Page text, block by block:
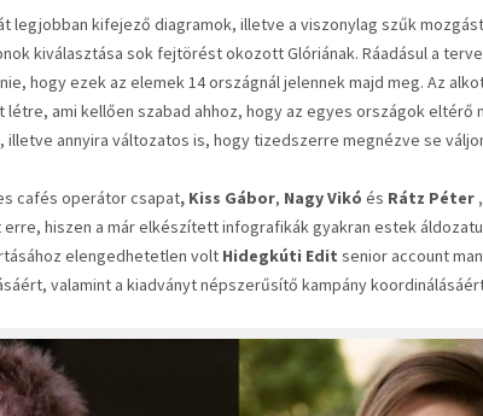
legjobban kifejező diagramok, illetve a viszonylag szűk
kiválasztása sok fejtörést okozott Glóriának. Ráadásul a
hogy ezek az elemek 14 országnál jelennek majd meg. Az
ami kellően szabad ahhoz, hogy az egyes országok eltérő
annyira változatos is, hogy tizedszerre megnézve se
cafés operátor csapat, Kiss Gábor, Nagy Vikó és Rátz Péter
hiszen a már elkészített infografikák gyakran estek
elengedhetetlen volt Hidegkúti Edit senior account
valamint a kiadványt népszerűsítő kampány